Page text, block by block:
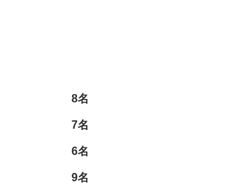
8名
7名
6名
9名